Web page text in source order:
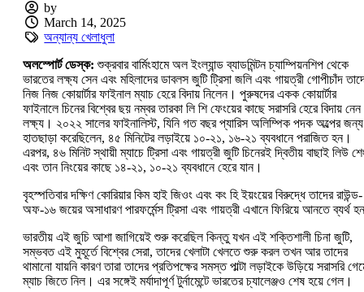
by
March 14, 2025
অন্যান্য খেলাধুলা
অলস্পোর্ট ডেস্ক: শুক্রবার বার্মিংহামে অল ইংল্যান্ড ব্যাডমিন্টন চ্যাম্পিয়নশিপ থেকে
ভারতের লক্ষ্য সেন এবং মহিলাদের ডাবলস জুটি ট্রিসা জলি এবং গায়ত্রী গোপীচাঁদ
নিজ নিজ কোয়ার্টার ফাইনাল ম্যাচ হেরে বিদায় নিলেন। পুরুষদের একক কোয়ার্টার
ফাইনালে চিনের বিশ্বের ছয় নম্বর তারকা লি শি ফেংয়ের কাছে সরাসরি হেরে বিদায় নেন
লক্ষ্য। ২০২২ সালের ফাইনালিস্ট, যিনি গত বছর প্যারিস অলিম্পিক পদক অল্পের জন্য
হাতছাড়া করেছিলেন, ৪৫ মিনিটের লড়াইয়ে ১০-২১, ১৬-২১ ব্যবধানে পরাজিত হন।
এরপর, ৪৬ মিনিট স্থায়ী ম্যাচে ট্রিসা এবং গায়ত্রী জুটি চিনেরই দ্বিতীয় বাছাই লিউ
এবং তান নিংয়ের কাছে ১৪-২১, ১০-২১ ব্যবধানে হেরে যান।
বৃহস্পতিবার দক্ষিণ কোরিয়ার কিম হাই জিওং এবং কং হি ইয়ংয়ের বিরুদ্ধে তাদের রাউন্ড-
অফ-১৬ জয়ের অসাধারণ পারফর্মেন্স ট্রিসা এবং গায়ত্রী এখানে ফিরিয়ে আনতে ব্যর্থ
ভারতীয় এই জুচি আশা জাগিয়েই শুরু করেছিল কিন্তু যখন এই শক্তিশালী চিনা জুটি,
সম্ভবত এই মুহূর্তে বিশ্বের সেরা, তাদের খেলাটা খেলতে শুরু করল তখন আর তাদের
থামানো যায়নি কারণ তারা তাদের প্রতিপক্ষের সমস্ত পাল্টা লড়াইকে উড়িয়ে সরাসরি
ম্যাচ জিতে নিল। এর সঙ্গেই মর্যাদাপূর্ণ টুর্নামেন্টে ভারতের চ্যালেঞ্জও শেষ হয়ে গেল।